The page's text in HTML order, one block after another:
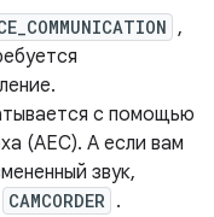
,
с помощью
(AEC). А если вам
звук,
CAMCORDER .